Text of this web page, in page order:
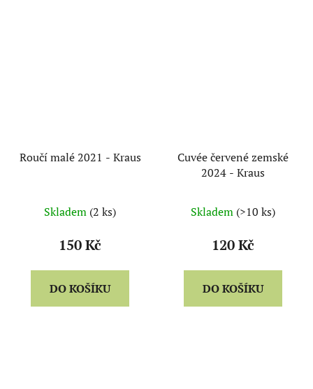
Roučí malé 2021 - Kraus
Skladem (2 ks)
150 Kč
DO KOŠÍKU
Cuvée červené zemské
2024 - Kraus
Skladem (>10 ks)
120 Kč
DO KOŠÍKU